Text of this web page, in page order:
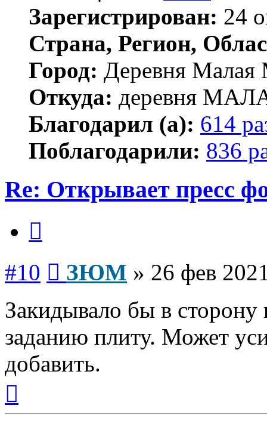
Зарегистрирован: 24
Страна, Регион,
Город: Деревня Малая
Откуда: деревня
Благодарил (а): 614
Поблагодарили: 836
Re: Открывает пресс
#10 ЗЮМ » 26 фев
Закидывало бы в
заданию плиту. Может
добавить.
началу